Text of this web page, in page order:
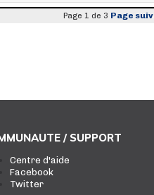
Page 1 de 3 Page
/ SUPPORT
Centre d'aide
Facebook
Twitter